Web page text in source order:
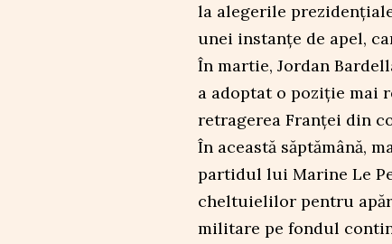
la alegerile
unei instanțe de apel,
În martie, Jordan
a adoptat o poziție mai
retragerea Franței din
În această săptămână,
partidul lui Marine Le
cheltuielilor pentru
militare pe fondul